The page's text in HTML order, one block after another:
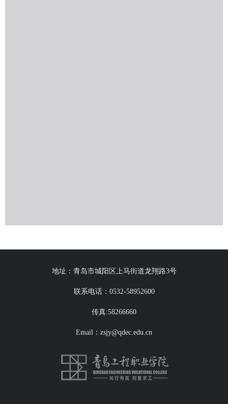
地址：青岛市城阳区上马街道龙翔路3号
联系电话：0532-58952600
传真:58266660
Email：zsjy@qdec.edu.cn